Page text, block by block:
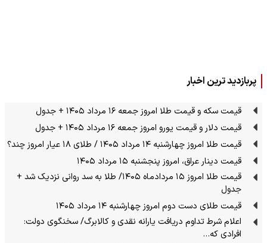
پربازدید ترین اخبار
قیمت سکه و قیمت طلا امروز جمعه ۱۶ مرداد ۱۴۰۵ + جدول
قیمت دلار و قیمت یورو امروز جمعه ۱۶ مرداد ۱۴۰۵ + جدول
قیمت طلا امروز چهارشنبه ۱۴ مرداد ۱۴۰۵ / طلای ۱۸ عیار امروز چند؟
قیمت دینار عراق، امروز پنجشنبه ۱۵ مرداد ۱۴۰۵
قیمت طلا امروز ۱۵ مردادماه ۱۴۰۵/ طلا به سد روانی نزدیک شد +
جدول
قیمت طلای دست دوم امروز چهارشنبه ۱۴ مرداد ۱۴۰۵
اعلام شرط تداوم دریافت یارانه نقدی و کالابرگ/ سخنگوی دولت:
افرادی که…